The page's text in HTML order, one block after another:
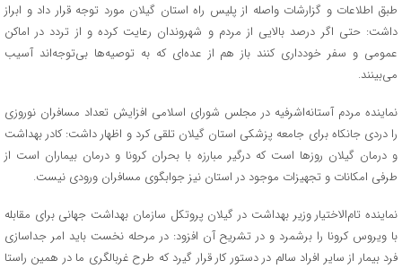
طبق اطلاعات و گزارشات واصله از پلیس راه استان گیلان مورد توجه قرار داد و ابراز
داشت: حتی اگر درصد بالایی از مردم و شهروندان رعایت کرده و از تردد در اماکن
عمومی و سفر خودداری کنند باز هم از عده‌ای که به توصیه‌ها بی‌توجه‌اند آسیب
می‌بینند.
نماینده مردم آستانه‌اشرفیه در مجلس شورای اسلامی افزایش تعداد مسافران نوروزی
را دردی جانکاه برای جامعه پزشکی استان گیلان تلقی کرد و اظهار داشت: کادر بهداشت
و درمان گیلان روزها است که درگیر مبارزه با بحران کرونا و درمان بیماران است از
طرفی امکانات و تجهیزات موجود در استان نیز جوابگوی مسافران ورودی نیست.
نماینده تام‌الاختیار وزیر بهداشت در گیلان پروتکل سازمان بهداشت جهانی برای مقابله
با ویروس کرونا را برشمرد و در تشریح آن افزود: در مرحله نخست باید امر جداسازی
فرد بیمار از سایر افراد سالم در دستور کار قرار گیرد که طرح غربالگری ما در همین راستا